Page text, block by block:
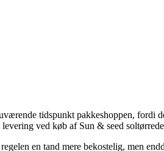
tidspunkt pakkeshoppen, fordi
levering ved køb af Sun & seed
en tand mere bekostelig, men